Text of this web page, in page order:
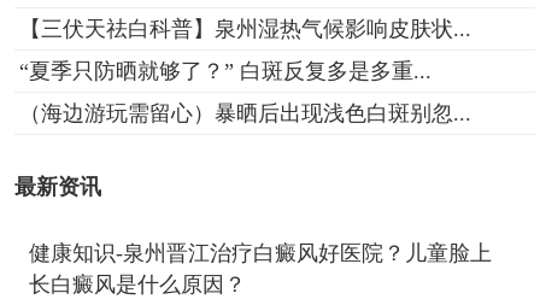
【三伏天祛白科普】泉州湿热气候影响皮肤状...
“夏季只防晒就够了？” 白斑反复多是多重...
（海边游玩需留心）暴晒后出现浅色白斑别忽...
最新资讯
健康知识-泉州晋江治疗白癜风好医院？儿童脸上
长白癜风是什么原因？